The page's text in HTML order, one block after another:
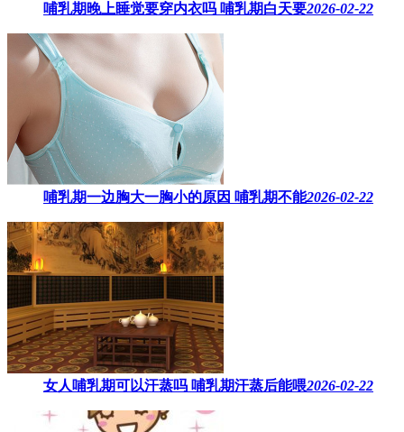
哺乳期晚上睡觉要穿内衣吗​ 哺乳期白天要2026-02-22
哺乳期一边胸大一胸小的原因​ 哺乳期不能2026-02-22
女人哺乳期可以汗蒸吗 ​哺乳期汗蒸后能喂2026-02-22